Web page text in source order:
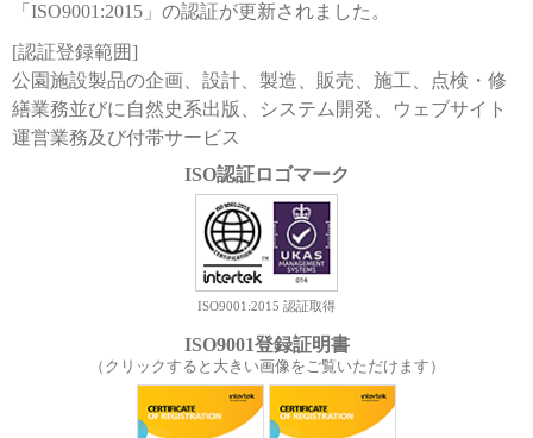
「ISO9001:2015」の認証が更新されました。
[認証登録範囲]
公園施設製品の企画、設計、製造、販売、施工、点検・修
繕業務並びに自然史系出版、システム開発、ウェブサイト
運営業務及び付帯サービス
ISO認証ロゴマーク
ISO9001:2015 認証取得
ISO9001登録証明書
（クリックすると大きい画像をご覧いただけます）